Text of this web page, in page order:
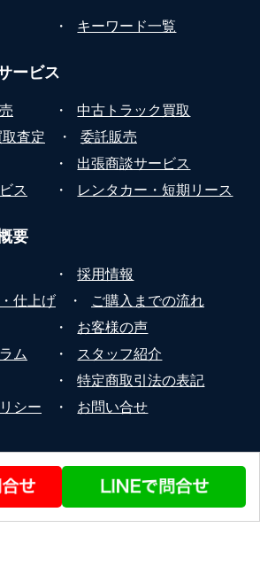
・ キーワード一覧
ービス
・
中古トラック買取
査定 ・
委託販売
・
出張商談サービス
ス ・ レンタカー・短期リース
要
・
採用情報
仕上げ ・
ご購入までの流れ
・
お客様の声
ム ・
スタッフ紹介
・
特定商取引法の表記
シー ・
お問い合せ
© 2026 STEERLINK Co.,Ltd